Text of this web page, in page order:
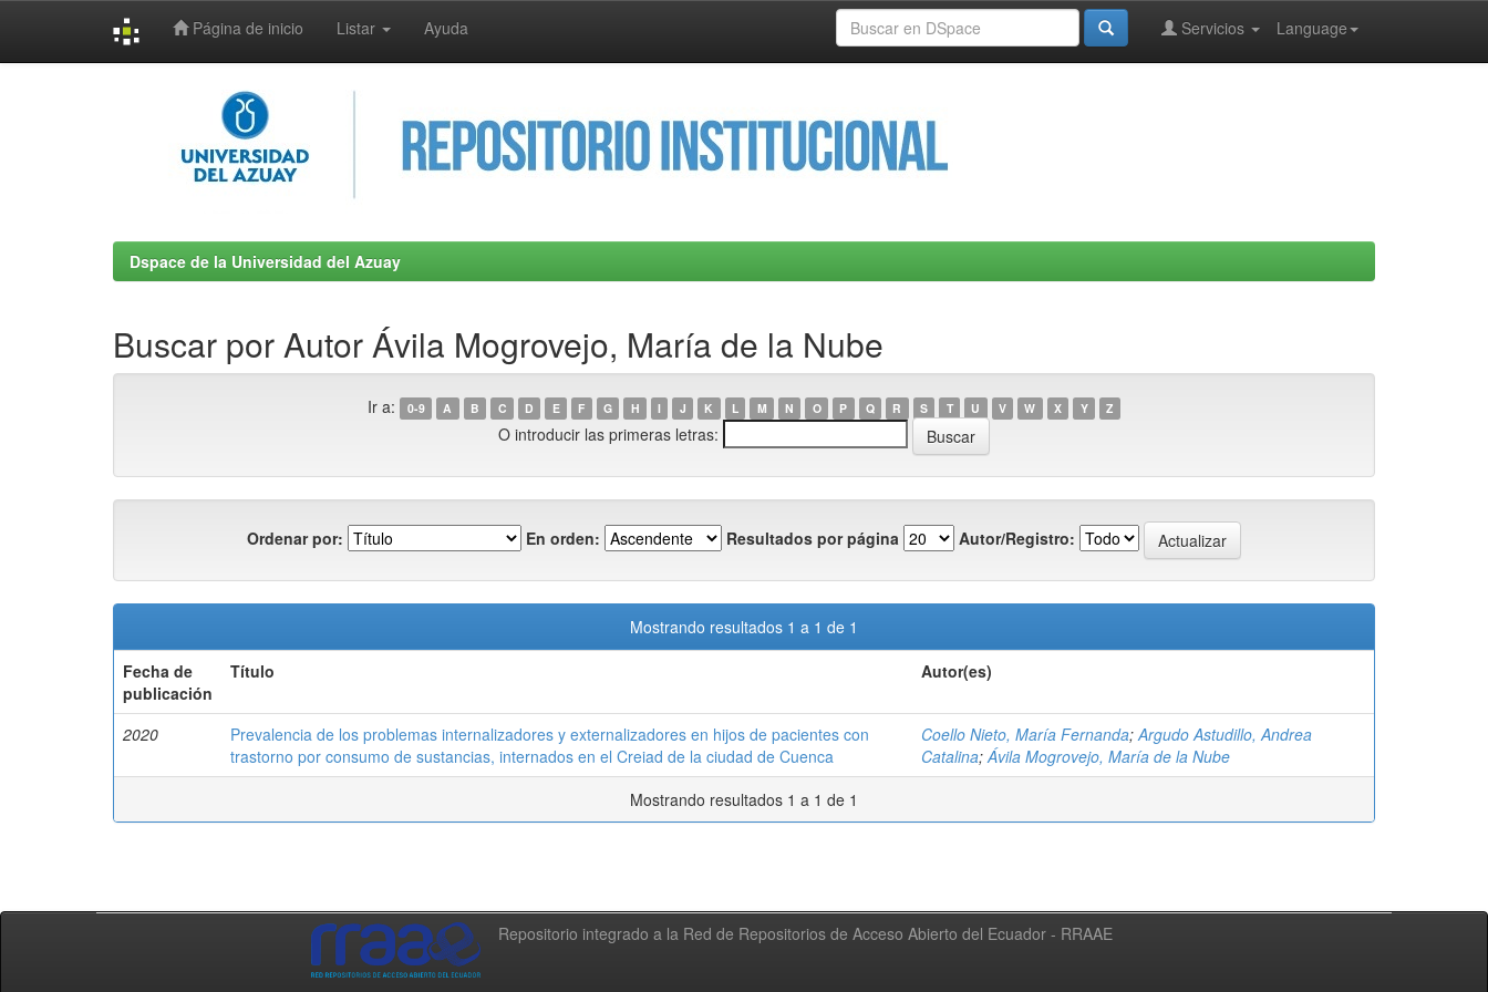
Página de inicio Listar Ayuda Language
Servicios
Dspace de la Universidad del Azuay
Buscar por Autor Ávila Mogrovejo, María de la Nube
Ir a: 0-9 A B C D E F G H I J K L M N O P Q R S T U V W X Y Z
O introducir las primeras letras:
Ordenar por: En orden: Resultados por página Autor/Registro:
Mostrando resultados 1 a 1 de 1
Fecha de
publicación
Título Autor(es)
2020
Prevalencia de los problemas internalizadores y externalizadores en hijos de pacientes con
trastorno por consumo de sustancias, internados en el Creiad de la ciudad de Cuenca
Coello Nieto, María Fernanda;Argudo Astudillo, Andrea
Catalina;Ávila Mogrovejo, María de la Nube
Mostrando resultados 1 a 1 de 1
Repositorio integrado a la Red de Repositorios de Acceso Abierto del Ecuador - RRAAE